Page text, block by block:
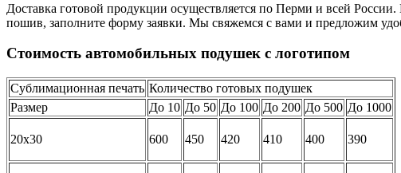
Доставка готовой продукции осуществляется по Перми и всей
пошив, заполните форму заявки. Мы свяжемся с вами и предложим
Стоимость автомобильных подушек с логотипом
Сублимационная печать Количество готовых подушек
Размер
До 10 До 50 До 100 До 200 До 500 До 1000
20х30 600 450 420 410 400 390